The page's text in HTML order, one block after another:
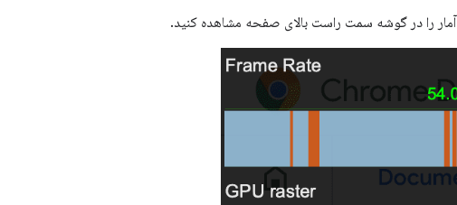
آمار را در گوشه سمت راست بالای صفحه مشاهده کنید.